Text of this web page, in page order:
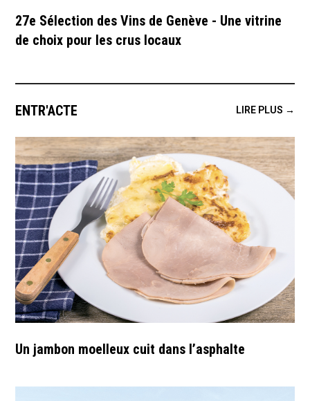
27e Sélection des Vins de Genève - Une vitrine
de choix pour les crus locaux
ENTR'ACTE LIRE PLUS →
Un jambon moelleux cuit dans l’asphalte